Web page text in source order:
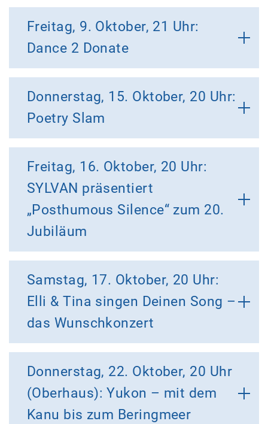
Freitag, 9. Oktober, 21 Uhr:
Dance 2 Donate
Donnerstag, 15. Oktober, 20 Uhr:
Poetry Slam
Freitag, 16. Oktober, 20 Uhr:
SYLVAN präsentiert
„Posthumous Silence“ zum 20.
Jubiläum
Samstag, 17. Oktober, 20 Uhr:
Elli & Tina singen Deinen Song –
das Wunschkonzert
Donnerstag, 22. Oktober, 20 Uhr
(Oberhaus): Yukon – mit dem
Kanu bis zum Beringmeer